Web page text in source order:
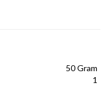
50 Gram
1